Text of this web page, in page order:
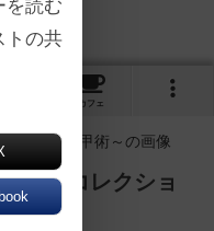
カフェ
ットコレクショ
を読む
トの共